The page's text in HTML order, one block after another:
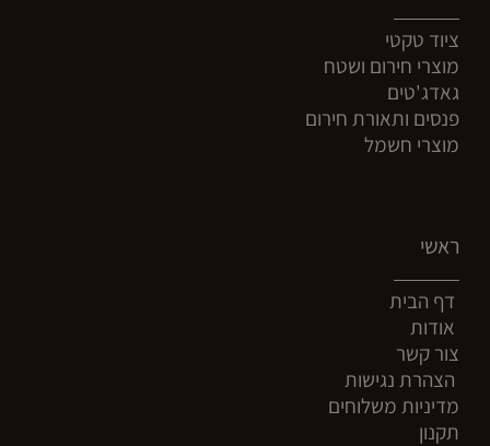
ציוד טקטי
מוצרי חירום ושטח
גאדג'טים
פנסים ותאורת חירום
מוצרי חשמל
ראשי
דף הבית
אודות
צור קשר
הצהרת נגישות
מדיניות משלוחים
תקנון